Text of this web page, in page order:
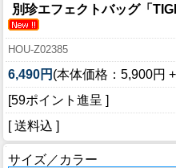
別珍エフェクトバッグ「
HOU-Z02385
6,490円 (本体価格：5,900円
[59ポイント進呈 ]
[ 送料込 ]
サイズ／カラー